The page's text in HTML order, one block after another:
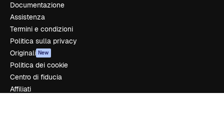
Documentazione
Assistenza
Termini e condizioni
Politica sulla privacy
Originali New
Politica dei cookie
Centro di fiducia
Affiliati